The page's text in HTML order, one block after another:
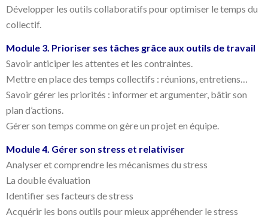
Développer les outils collaboratifs pour optimiser le temps du
collectif.
Module 3. Prioriser ses tâches grâce aux outils de travail
Savoir anticiper les attentes et les contraintes.
Mettre en place des temps collectifs : réunions, entretiens…
Savoir gérer les priorités : informer et argumenter, bâtir son
plan d’actions.
Gérer son temps comme on gère un projet en équipe.
Module 4. Gérer son stress et relativiser
Analyser et comprendre les mécanismes du stress
La double évaluation
Identifier ses facteurs de stress
Acquérir les bons outils pour mieux appréhender le stress